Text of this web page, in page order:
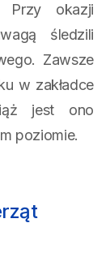
Przy okazji
śledzili
Zawsze
w zakładce
jest ono
poziomie.